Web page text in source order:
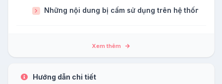
Những nội dung bị cấm sử dụng trên hệ thống
Xem thêm
Hướng dẫn chi tiết